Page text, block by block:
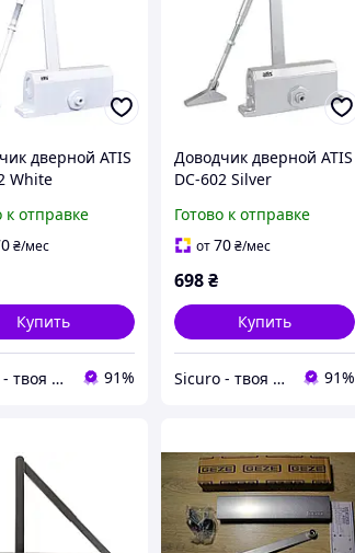
дверной ATIS
White
к отправке
₴/мес
Купить
Sicuro - твоя вселенная комфорта и безопасности 91%
Доводчик дверной ATIS
DC-602 Silver
Готово к отправке
от70 ₴/мес
698 ₴
Купить
Sicuro - твоя вселенная комфорта и безопасности 91%